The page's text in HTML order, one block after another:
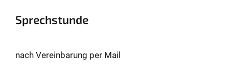
Sprechstunde
nach Vereinbarung per Mail